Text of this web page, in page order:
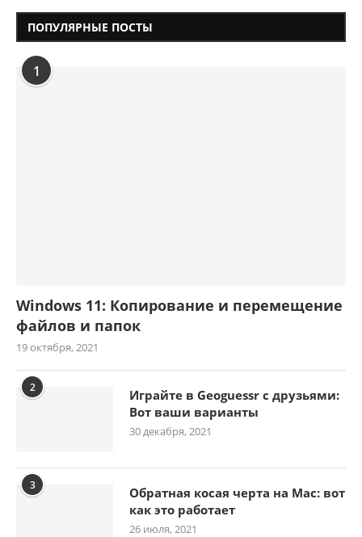
ПОПУЛЯРНЫЕ ПОСТЫ
1
Windows 11: Копирование и перемещение
файлов и папок
19 октября, 2021
2
Играйте в Geoguessr с друзьями:
Вот ваши варианты
30 декабря, 2021
3
Обратная косая черта на Mac: вот
как это работает
26 июля, 2021